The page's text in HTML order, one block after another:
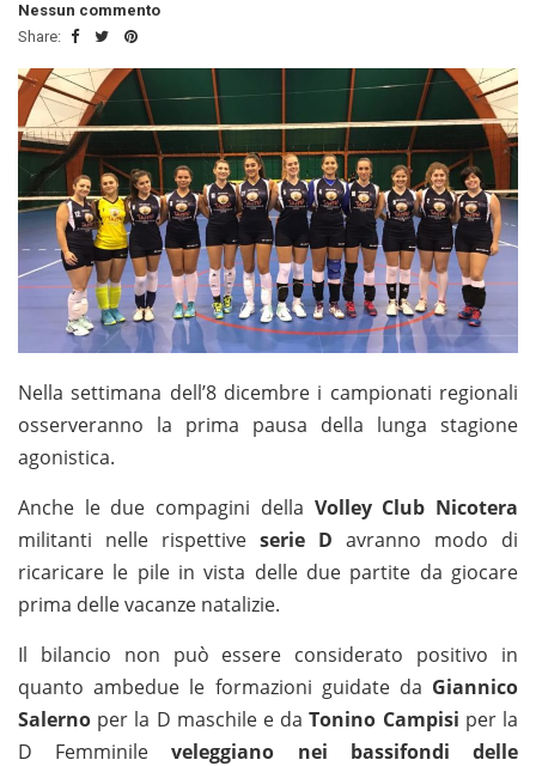
Nessun commento
Share:
Nella settimana dell’8 dicembre i campionati regionali
osserveranno la prima pausa della lunga stagione
agonistica.
Anche le due compagini della Volley Club Nicotera
militanti nelle rispettive serie D avranno modo di
ricaricare le pile in vista delle due partite da giocare
prima delle vacanze natalizie.
Il bilancio non può essere considerato positivo in
quanto ambedue le formazioni guidate da Giannico
Salerno per la D maschile e daTonino Campisi per la
D Femminileveleggiano nei bassifondi delle